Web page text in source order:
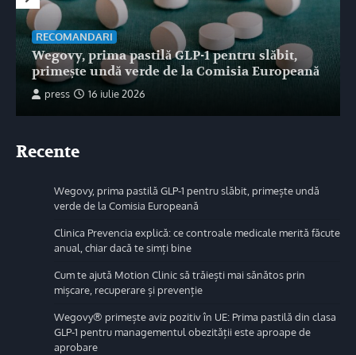
RECOMANDARI
Wegovy, prima pastilă GLP-1 pentru slăbit,
primește undă verde de la Comisia Europeană
press 16 iulie 2026
Recente
Wegovy, prima pastilă GLP-1 pentru slăbit, primește undă
verde de la Comisia Europeană
Clinica Prevencia explică: ce controale medicale merită făcute
anual, chiar dacă te simți bine
Cum te ajută Motion Clinic să trăiești mai sănătos prin
mișcare, recuperare și prevenție
Wegovy® primește aviz pozitiv în UE: Prima pastilă din clasa
GLP-1 pentru managementul obezității este aproape de
aprobare